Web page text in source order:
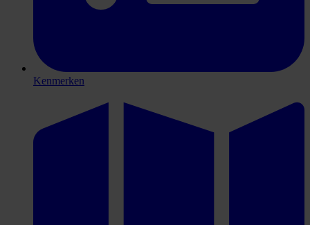
Kenmerken